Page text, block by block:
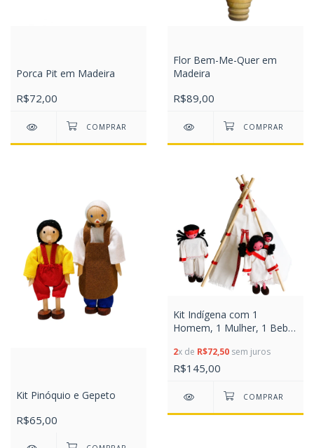
Porca Pit em Madeira
R$72,00
Flor Bem-Me-Quer em
Madeira
R$89,00
Kit Pinóquio e Gepeto
R$65,00
Kit Indígena com 1
Homem, 1 Mulher, 1 Bebê
2x de R$72,50 sem juros
R$145,00